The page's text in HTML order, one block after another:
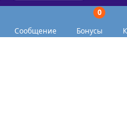
Сообщение
0
Бонусы